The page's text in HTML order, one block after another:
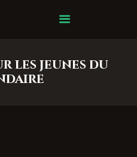
les jeunes du
Badr